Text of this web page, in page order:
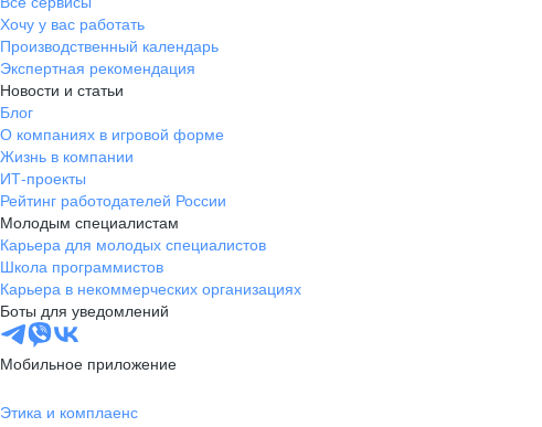
Хочу у вас работать
Производственный календарь
Экспертная рекомендация
Новости и статьи
Блог
О компаниях в игровой форме
Жизнь в компании
ИТ-проекты
Рейтинг работодателей России
Молодым специалистам
Карьера для молодых специалистов
Школа программистов
Карьера в некоммерческих организациях
Боты для уведомлений
Мобильное приложение
Этика и комплаенс